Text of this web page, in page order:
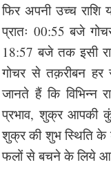
फिर अपनी उच्च राशि
प्रातः 00:55 बजे
18:57 बजे तक इसी
गोचर से तक़रीबन हर
जानते हैं कि विभिन्न
प्रभाव, शुक्र आपकी
शुक्र की शुभ स्थिति
फलों से बचने के लिये